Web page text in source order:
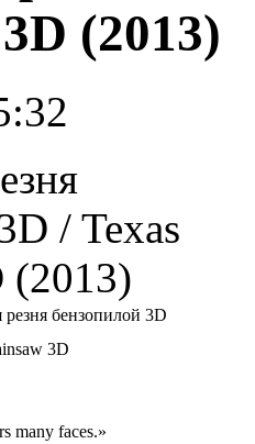
(2013)
резня бензопилой 3D
3D
many faces.»